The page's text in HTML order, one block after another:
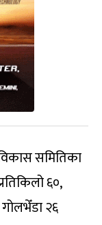
समितिका
६०,
२६